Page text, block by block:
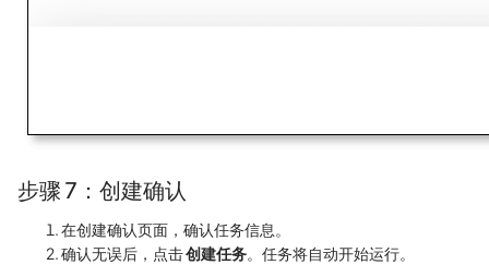
步骤 7：创建确认
在创建确认页面，确认任务信息。
确认无误后，点击创建任务。任务将自动开始运行。